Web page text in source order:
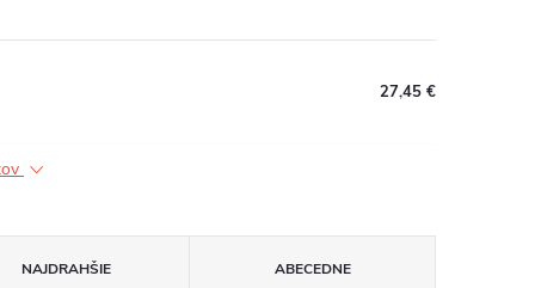
27,45 €
NAJDRAHŠIE ABECEDNE